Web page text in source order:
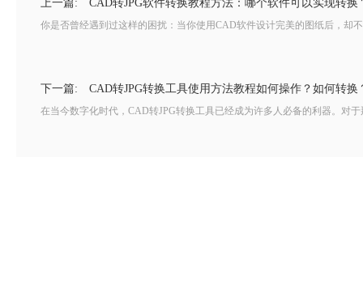
上一篇: CAD转JPG软件转换教程方法：哪个软件可以实现转换
你是否曾经遇到过这样的困扰：当你使用CAD软件设计完美的图纸后，却
下一篇: CAD转JPG转换工具使用方法教程如何操作？如何转换
在当今数字化时代，CAD转JPG转换工具已经成为许多人必备的利器。对